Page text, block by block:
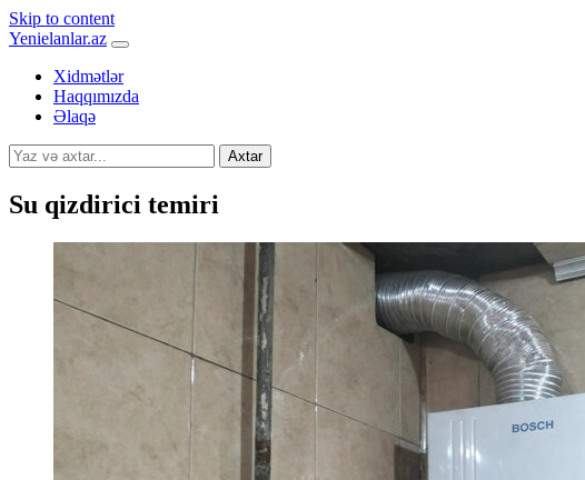
Skip to content
Yenielanlar.az
Xidmətlər
Haqqımızda
Əlaqə
Axtar
Su qizdirici temiri